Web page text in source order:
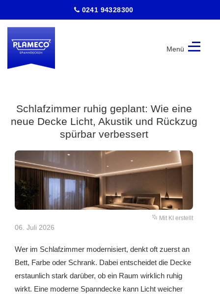
0241 94328300
Aachen
Menü
Schlafzimmer ruhig geplant: Wie eine
neue Decke Licht, Akustik und Rückzug
spürbar verbessert
Mit KI erstellt
06. Juli 2026
Wer im Schlafzimmer modernisiert, denkt oft zuerst an
Bett, Farbe oder Schrank. Dabei entscheidet die Decke
erstaunlich stark darüber, ob ein Raum wirklich ruhig
wirkt. Eine moderne Spanndecke kann Licht weicher